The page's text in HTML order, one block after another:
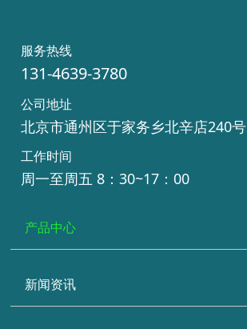
服务热线
131-4639-3780
公司地址
北京市通州区于家务乡北辛店240号
工作时间
周一至周五 8：30~17：00
产品中心
新闻资讯